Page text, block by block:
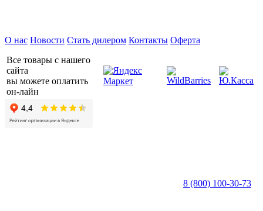
О нас Новости Стать дилером Контакты Оферта
Все товары с нашего
сайта
вы можете оплатить
он-лайн
8 (800) 100-30-73